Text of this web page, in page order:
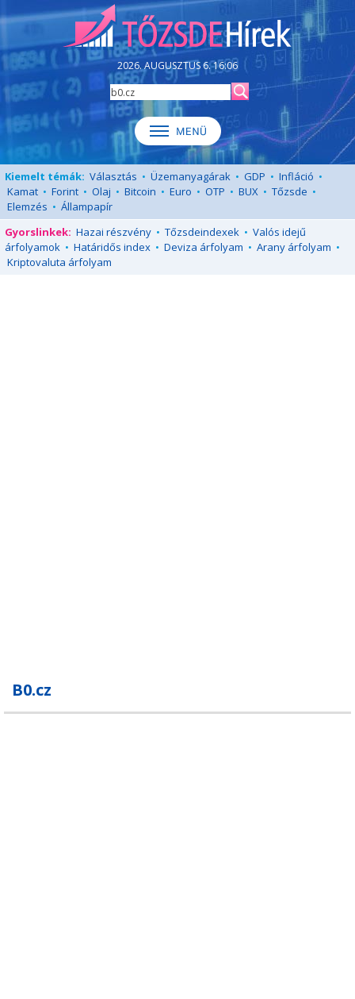
2026. AUGUSZTUS 6. 16:06
Kiemelt témák: Választás • Üzemanyagárak • GDP • Infláció •
Kamat • Forint • Olaj • Bitcoin • Euro • OTP • BUX • Tőzsde •
Elemzés • Állampapír
Gyorslinkek: Hazai részvény • Tőzsdeindexek • Valós idejű
árfolyamok • Határidős index • Deviza árfolyam • Arany árfolyam •
Kriptovaluta árfolyam
B0.cz